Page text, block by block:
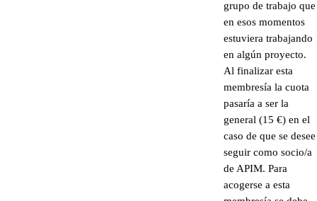
grupo de trabajo que
en esos momentos
estuviera trabajando
en algún proyecto.
Al finalizar esta
membresía la cuota
pasaría a ser la
general (15 €) en el
caso de que se desee
seguir como socio/a
de APIM. Para
acogerse a esta